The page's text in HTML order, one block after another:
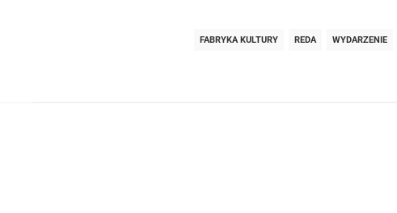
FABRYKA KULTURY REDA WYDARZENIE